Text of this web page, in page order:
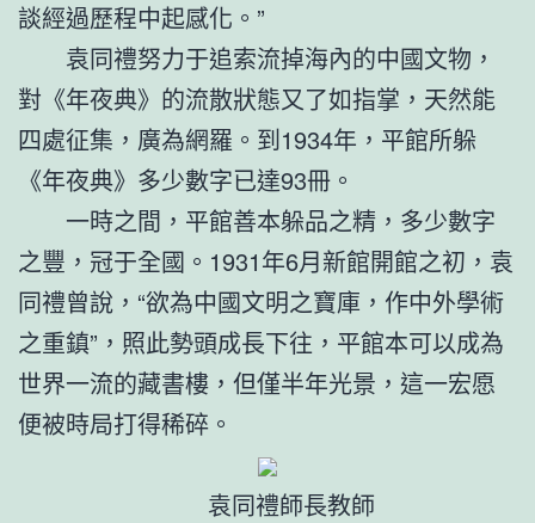
談經過歷程中起感化。”
袁同禮努力于追索流掉海內的中國文物，
對《年夜典》的流散狀態又了如指掌，天然能
四處征集，廣為網羅。到1934年，平館所躲
《年夜典》多少數字已達93冊。
一時之間，平館善本躲品之精，多少數字
之豐，冠于全國。1931年6月新館開館之初，袁
同禮曾說，“欲為中國文明之寶庫，作中外學術
之重鎮”，照此勢頭成長下往，平館本可以成為
世界一流的藏書樓，但僅半年光景，這一宏愿
便被時局打得稀碎。
袁同禮師長教師